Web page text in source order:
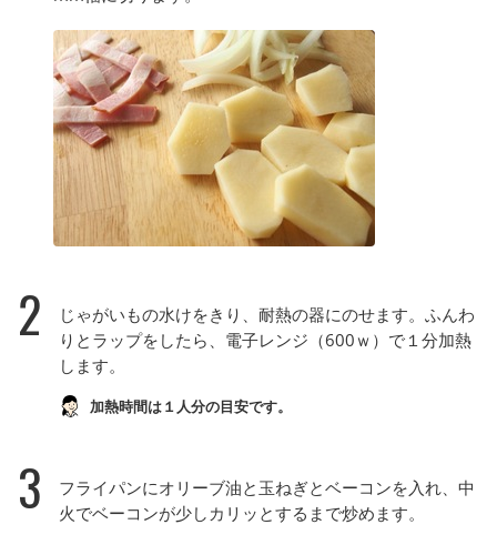
2
じゃがいもの水けをきり、耐熱の器にのせます。ふんわ
りとラップをしたら、電子レンジ（600ｗ）で１分加熱
します。
加熱時間は１人分の目安です。
3
フライパンにオリーブ油と玉ねぎとベーコンを入れ、中
火でベーコンが少しカリッとするまで炒めます。